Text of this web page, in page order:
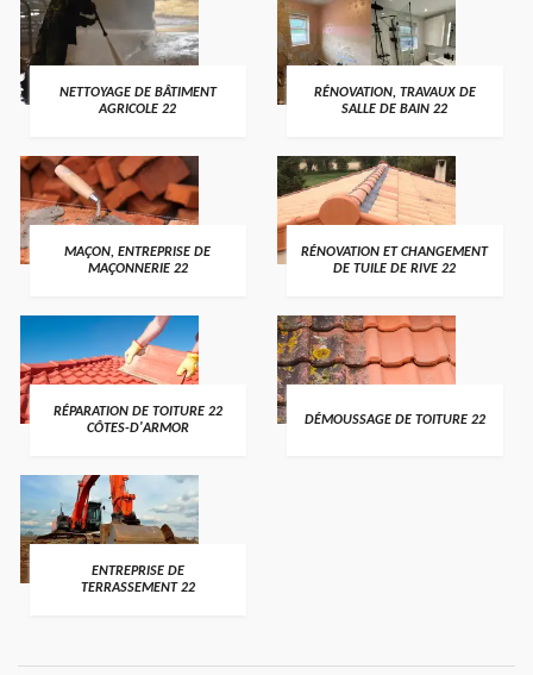
NETTOYAGE DE BÂTIMENT
AGRICOLE 22
RÉNOVATION, TRAVAUX DE
SALLE DE BAIN 22
MAÇON, ENTREPRISE DE
MAÇONNERIE 22
RÉNOVATION ET CHANGEMENT
DE TUILE DE RIVE 22
RÉPARATION DE TOITURE 22
CÔTES-D'ARMOR
DÉMOUSSAGE DE TOITURE 22
ENTREPRISE DE
TERRASSEMENT 22